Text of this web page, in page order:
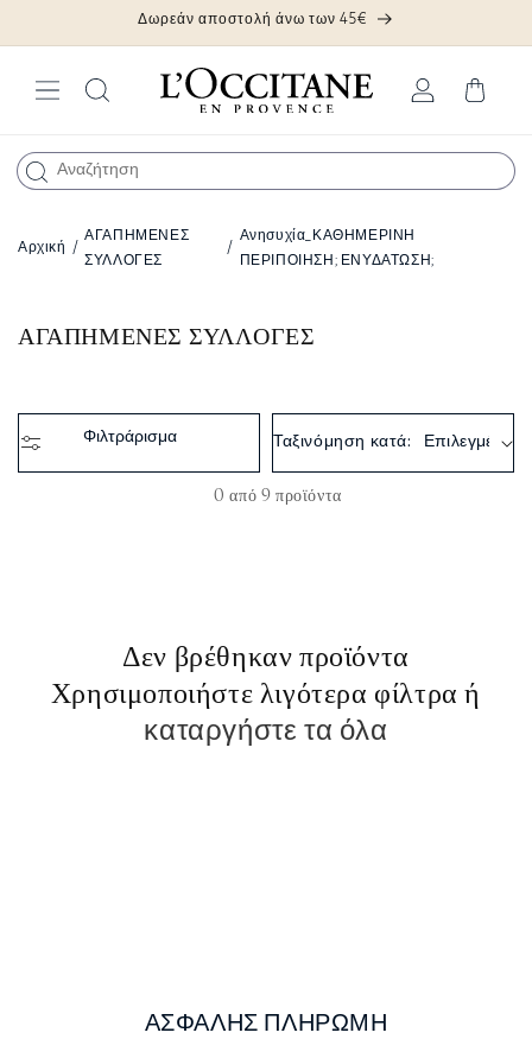
Δωρεάν αποστολή άνω των 45€
Σύνδεση Καλάθι
Αρχική /
ΑΓΑΠΗΜΕΝΕΣ
ΣΥΛΛΟΓΕΣ
/
Ανησυχία_ΚΑΘΗΜΕΡΙΝΗ
ΠΕΡΙΠΟΙΗΣΗ; ΕΝΥΔΑΤΩΣΗ;
Σ
ΑΓΑΠΗΜΕΝΕΣ ΣΥΛΛΟΓΕΣ
Φιλτράρισμα Ταξινόμηση κατά:
0 από 9 προϊόντα
Δεν βρέθηκαν προϊόντα
Χρησιμοποιήστε λιγότερα φίλτρα ή
καταργήστε τα όλα
ΑΣΦΑΛΗΣ ΠΛΗΡΩΜΗ